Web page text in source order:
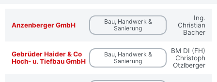
Anzenberger GmbH
Bau, Handwerk &
Sanierung
Ing.
Christian
Bacher
Gebrüder Haider & Co
Hoch- u. Tiefbau GmbH
Bau, Handwerk &
Sanierung
BM DI (FH)
Christoph
Otzlberger